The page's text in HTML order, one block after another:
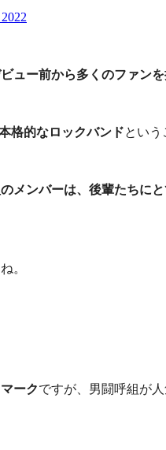
ュー前から多くのファンを
格的なロックバンドという
メンバーは、後輩たちに
。
ークですが、男闘呼組が